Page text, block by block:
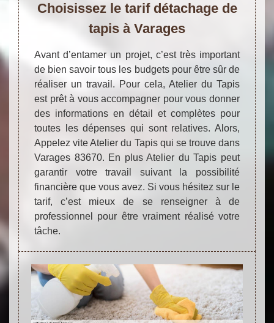
Choisissez le tarif détachage de
tapis à Varages
Avant d’entamer un projet, c’est très important
de bien savoir tous les budgets pour être sûr de
réaliser un travail. Pour cela, Atelier du Tapis
est prêt à vous accompagner pour vous donner
des informations en détail et complètes pour
toutes les dépenses qui sont relatives. Alors,
Appelez vite Atelier du Tapis qui se trouve dans
Varages 83670. En plus Atelier du Tapis peut
garantir votre travail suivant la possibilité
financière que vous avez. Si vous hésitez sur le
tarif, c’est mieux de se renseigner à de
professionnel pour être vraiment réalisé votre
tâche.